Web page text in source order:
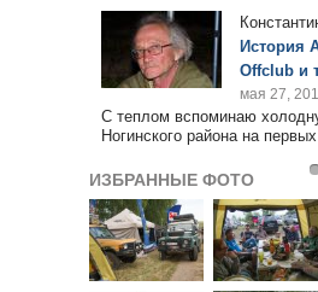
История
Offclub и
мая 27,
С теплом вспоминаю
Ногинского района на
ИЗБРАННЫЕ ФОТО